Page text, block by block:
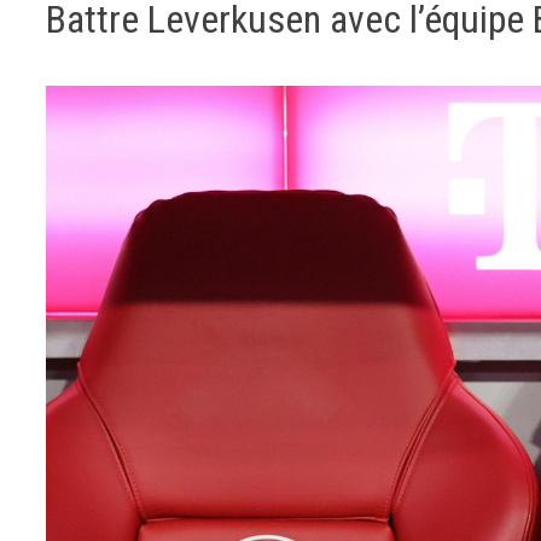
Battre Leverkusen avec l’équipe